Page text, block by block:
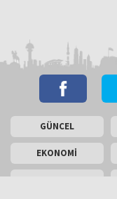
GÜNCEL
EKONOMİ